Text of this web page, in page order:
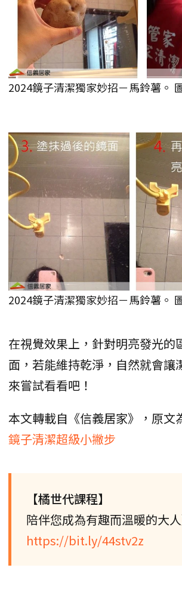
2024鏡子清潔獨家妙招－馬鈴薯。
2024鏡子清潔獨家妙招－馬鈴薯。
在視覺效果上，針對明亮發光的
面，若能維持乾淨，自然就會讓
來嘗試看看吧！
本文轉載自《信義居家》，原文
鏡子清潔超級小撇步
【橘世代課程】
陪伴您成為有趣而溫暖的大人
https://bit.ly/44stv2z